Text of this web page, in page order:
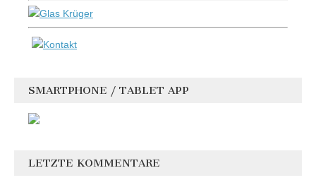
SMARTPHONE / TABLET APP
LETZTE KOMMENTARE